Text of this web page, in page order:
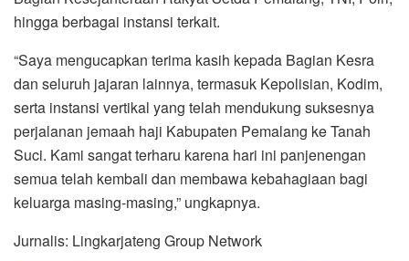
hingga berbagai instansi terkait.
“Saya mengucapkan terima kasih kepada Bagian Kesra
dan seluruh jajaran lainnya, termasuk Kepolisian, Kodim,
serta instansi vertikal yang telah mendukung suksesnya
perjalanan jemaah haji Kabupaten Pemalang ke Tanah
Suci. Kami sangat terharu karena hari ini panjenengan
semua telah kembali dan membawa kebahagiaan bagi
keluarga masing-masing,” ungkapnya.
Jurnalis: Lingkarjateng Group Network